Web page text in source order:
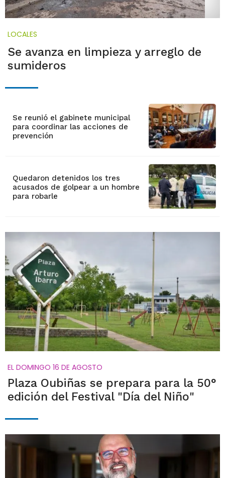
LOCALES
Se avanza en limpieza y arreglo de
sumideros
Se reunió el gabinete municipal
para coordinar las acciones de
prevención
Quedaron detenidos los tres
acusados de golpear a un hombre
para robarle
EL DOMINGO 16 DE AGOSTO
Plaza Oubiñas se prepara para la 50°
edición del Festival "Día del Niño"